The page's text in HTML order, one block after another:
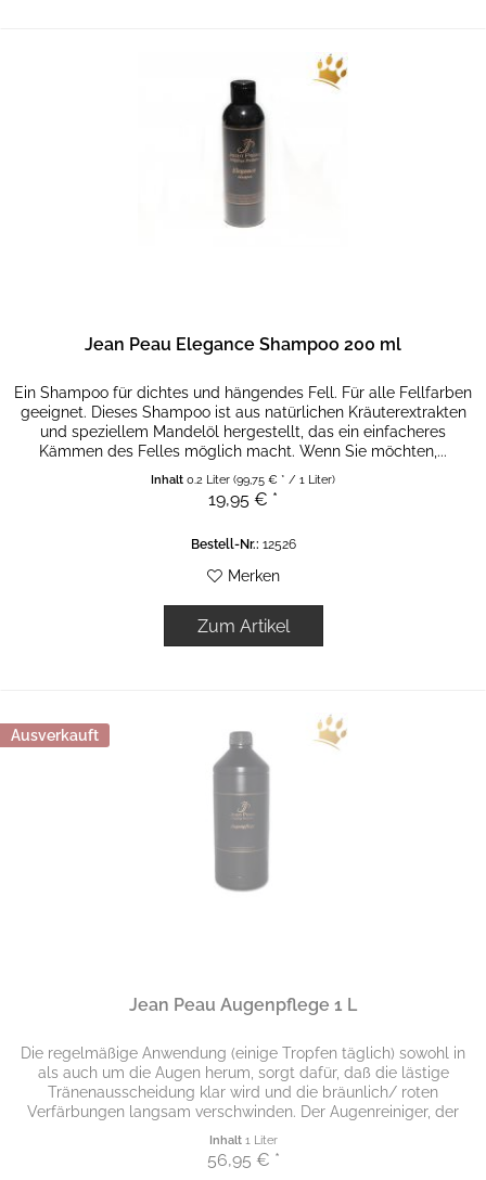
Jean Peau Elegance Shampoo 200 ml
Ein Shampoo für dichtes und hängendes Fell. Für alle Fellfarben
geeignet. Dieses Shampoo ist aus natürlichen Kräuterextrakten
und speziellem Mandelöl hergestellt, das ein einfacheres
Kämmen des Felles möglich macht. Wenn Sie möchten,...
Inhalt0.2 Liter(99,75 € * / 1 Liter)
19,95 € *
Bestell-Nr.: 12526
Merken
Zum Artikel
Ausverkauft
Jean Peau Augenpflege 1 L
Die regelmäßige Anwendung (einige Tropfen täglich) sowohl in
als auch um die Augen herum, sorgt dafür, daß die lästige
Tränenausscheidung klar wird und die bräunlich/ roten
Verfärbungen langsam verschwinden. Der Augenreiniger, der
Inhalt 1 Liter
56,95 € *